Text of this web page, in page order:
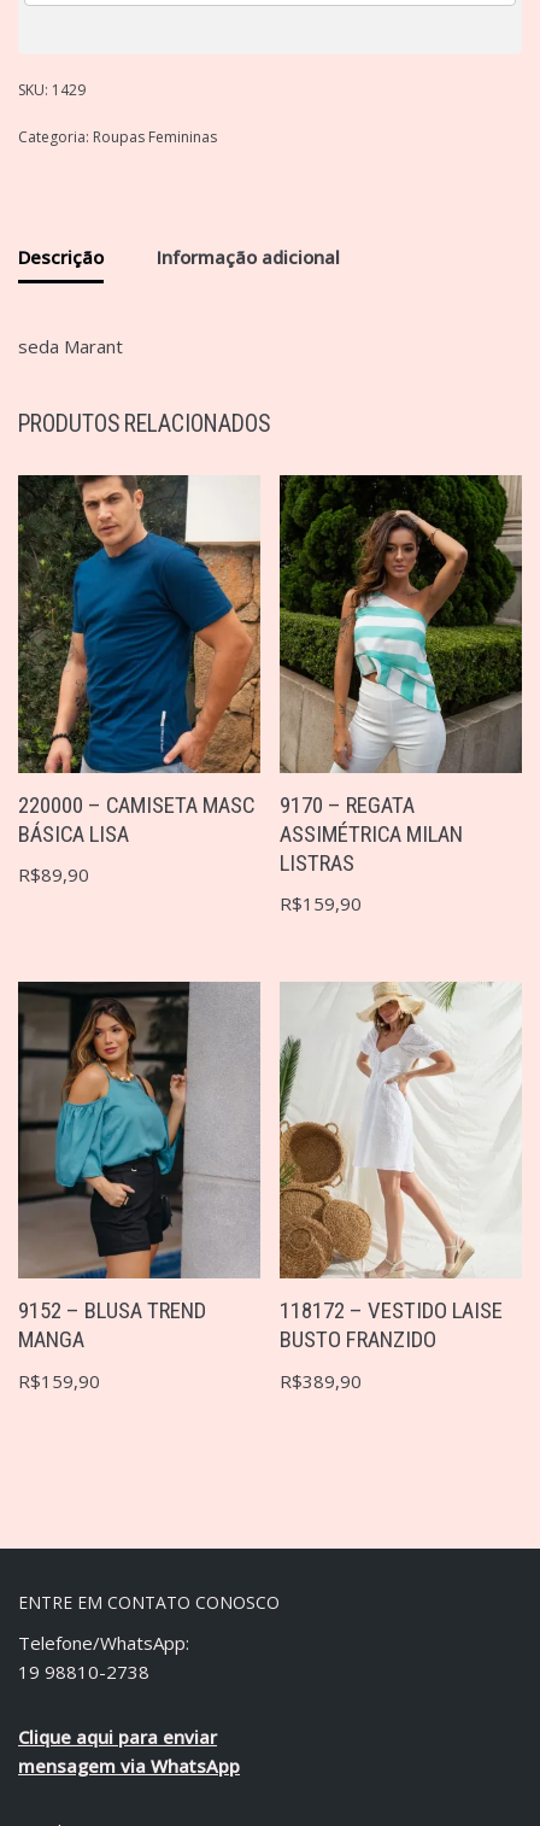
SKU: 1429
Categoria: Roupas Femininas
Descrição Informação adicional
seda Marant
PRODUTOS RELACIONADOS
220000 – CAMISETA MASC
BÁSICA LISA
R$89,90
9170 – REGATA
ASSIMÉTRICA MILAN
LISTRAS
R$159,90
9152 – BLUSA TREND
MANGA
R$159,90
118172 – VESTIDO LAISE
BUSTO FRANZIDO
R$389,90
ENTRE EM CONTATO CONOSCO
Telefone/WhatsApp:
19 98810-2738
Clique aqui para enviar
mensagem via WhatsApp